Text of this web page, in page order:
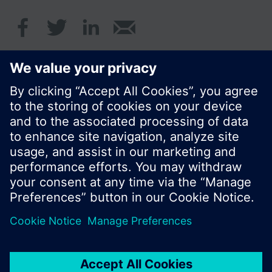
Kontrollzahl
Kumulierter Wasserverbrauch seit
Inbetriebnahme
Fehleranzeigen
Angezeigte Größen sind in m³, m³/h und Stunden.
Standardanzeige ist der kumulierte
Wasserverbrauch.
© Siemens Schweiz AG 2020
Preise: unverbindliche Preisempfehlung ohne
MWSt in EUR
Nutzungsbedingungen